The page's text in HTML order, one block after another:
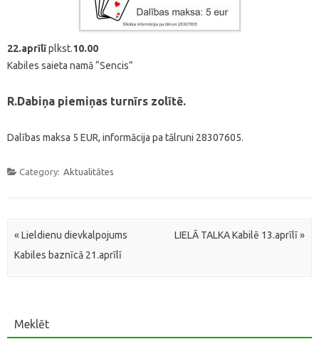
22.aprīlīplkst.10.00
Kabiles saieta namā “Sencis”
R.Dabiņa piemiņas turnīrs zolītē.
Dalības maksa 5 EUR, informācija pa tālruni 28307605.
Category: Aktualitātes
Post navigation
«Lieldienu dievkalpojums
Kabiles baznīcā 21.aprīlī
LIELĀ TALKA Kabilē 13.aprīlī»
Meklēt